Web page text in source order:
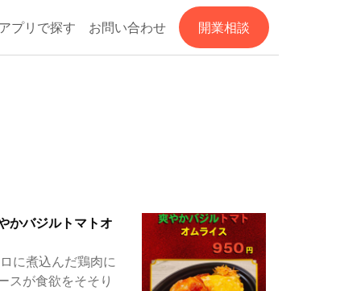
プリで探す お問い合わせ 開業相談
かバジルトマトオ
に煮込んだ鶏肉に
スが食欲をそそり